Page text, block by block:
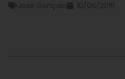
José Gonçalo 10/06/2016